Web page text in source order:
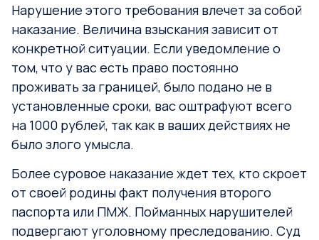
Нарушение этого требования влечет за собой
наказание. Величина взыскания зависит от
конкретной ситуации. Если уведомление о
том, что у вас есть право постоянно
проживать за границей, было подано не в
установленные сроки, вас оштрафуют всего
на 1000 рублей, так как в ваших действиях не
было злого умысла.
Более суровое наказание ждет тех, кто скроет
от своей родины факт получения второго
паспорта или ПМЖ. Пойманных нарушителей
подвергают уголовному преследованию. Суд